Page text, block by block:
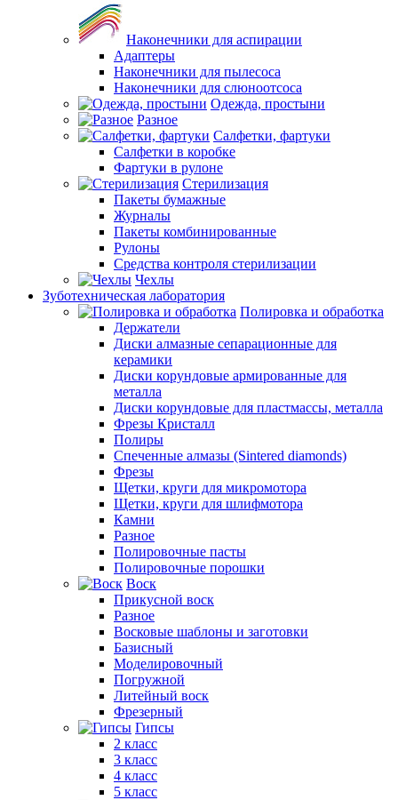
Наконечники для аспирации
Адаптеры
Наконечники для пылесоса
Наконечники для слюноотсоса
Одежда, простыни
Разное
Салфетки, фартуки
Салфетки в коробке
Фартуки в рулоне
Стерилизация
Пакеты бумажные
Журналы
Пакеты комбинированные
Рулоны
Средства контроля стерилизации
Чехлы
Зуботехническая лаборатория
Полировка и обработка
Держатели
Диски алмазные сепарационные для
керамики
Диски корундовые армированные для
металла
Диски корундовые для пластмассы, металла
Фрезы Кристалл
Полиры
Спеченные алмазы (Sintered diamonds)
Фрезы
Щетки, круги для микромотора
Щетки, круги для шлифмотора
Камни
Разное
Полировочные пасты
Полировочные порошки
Воск
Прикусной воск
Разное
Восковые шаблоны и заготовки
Базисный
Моделировочный
Погружной
Литейный воск
Фрезерный
Гипсы
2 класс
3 класс
4 класс
5 класс